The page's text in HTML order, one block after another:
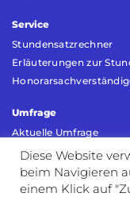
Service
Stundensatzrechner
Erläuterungen zur
Umfrage
Aktuelle Umfrage
Umfrage Vorjahr
Kontakt
Diese Website
beim Navigieren
einem Klick auf